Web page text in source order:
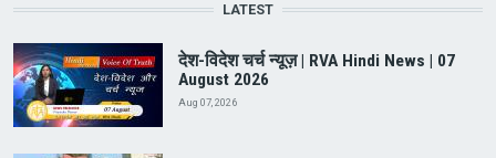
LATEST
देश-विदेश चर्च न्यूज़ | RVA Hindi News | 07
August 2026
Aug 07, 2026